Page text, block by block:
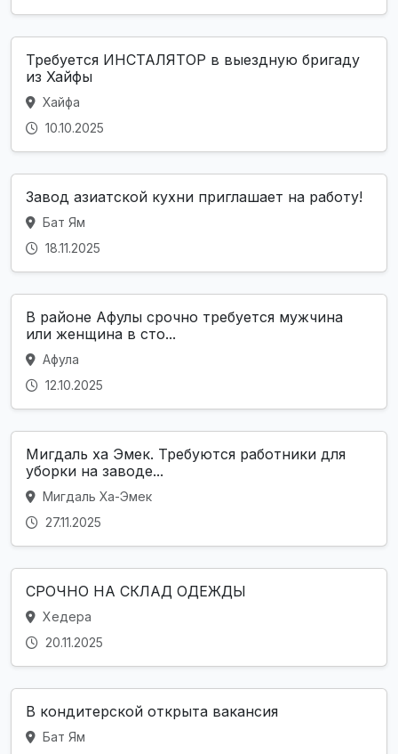
Требуется ИНСТАЛЯТОР в выездную бригаду
из Хайфы
Хайфа
10.10.2025
Завод азиатской кухни приглашает на работу!
Бат Ям
18.11.2025
В районе Афулы срочно требуется мужчина
или женщина в сто...
Афула
12.10.2025
Мигдаль ха Эмек. Требуются работники для
уборки на заводе...
Мигдаль Ха-Эмек
27.11.2025
СРОЧНО НА СКЛАД ОДЕЖДЫ
Хедера
20.11.2025
В кондитерской открыта вакансия
Бат Ям